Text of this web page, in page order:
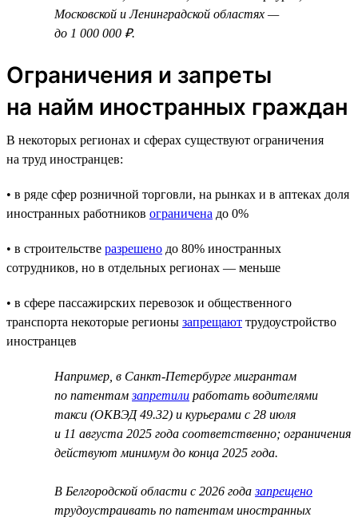
Московской и Ленинградской областях —
до 1 000 000 ₽.
Ограничения и запреты
на найм иностранных граждан
В некоторых регионах и сферах существуют ограничения
на труд иностранцев:
• в ряде сфер розничной торговли, на рынках и в аптеках доля
иностранных работников ограничена до 0%
• в строительстве разрешено до 80% иностранных
сотрудников, но в отдельных регионах — меньше
• в сфере пассажирских перевозок и общественного
транспорта некоторые регионы запрещают трудоустройство
иностранцев
Например, в Санкт-Петербурге мигрантам
по патентамзапретили работать водителями
такси (ОКВЭД 49.32) и курьерами с 28 июля
и 11 августа 2025 года соответственно; ограничения
действуют минимум до конца 2025 года.
В Белгородской области с 2026 годазапрещено
трудоустраивать по патентам иностранных